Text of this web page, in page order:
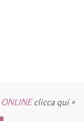
clicca qui »